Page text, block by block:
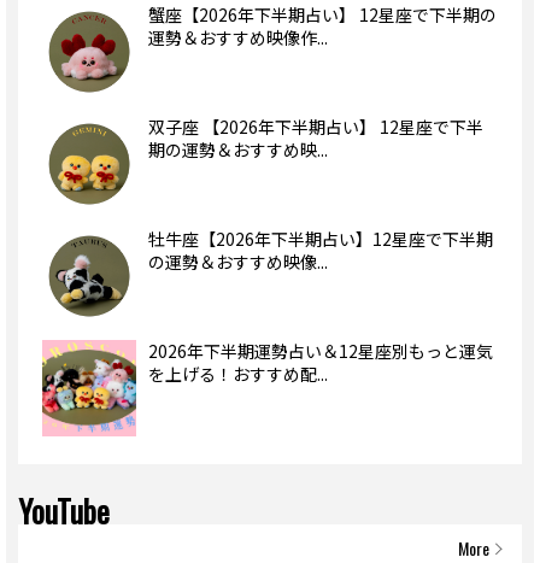
蟹座【2026年下半期占い】 12星座で下半期の
運勢＆おすすめ映像作...
双子座 【2026年下半期占い】 12星座で下半
期の運勢＆おすすめ映...
牡牛座【2026年下半期占い】12星座で下半期
の運勢＆おすすめ映像...
2026年下半期運勢占い＆12星座別もっと運気
を上げる！おすすめ配...
YouTube
More